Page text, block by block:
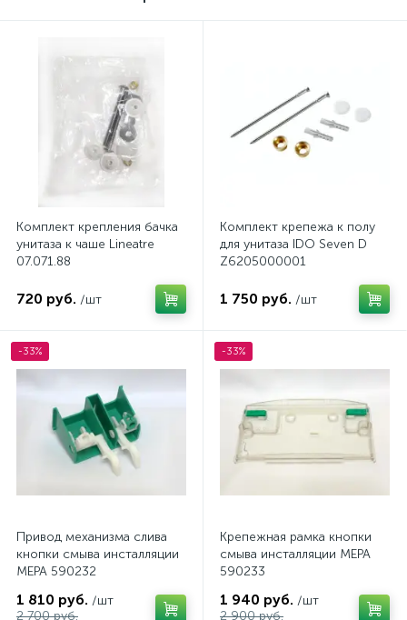
Комплект крепления бачка
унитаза к чаше Lineatre
07.071.88
720 руб. /шт
Комплект крепежа к полу
для унитаза IDO Seven D
Z6205000001
1 750 руб. /шт
-33%
Привод механизма слива
кнопки смыва инсталляции
MEPA 590232
1 810 руб. /шт
2 700 руб.
-33%
Крепежная рамка кнопки
смыва инсталляции MEPA
590233
1 940 руб. /шт
2 900 руб.